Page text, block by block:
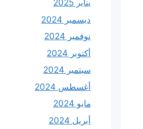
يناير 2025
ديسمبر 2024
نوفمبر 2024
أكتوبر 2024
سبتمبر 2024
أغسطس 2024
مايو 2024
أبريل 2024